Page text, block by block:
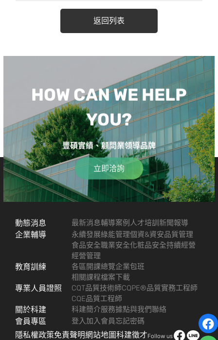
返回列表
HOW CAN WE HELP
YOU?
豐碩實績、顧問業領導品牌
立即洽詢
動態消息 最新消息輔導案例 人才培訓新聞報導
企業輔導 永續發展綠能管理個資&資安品質管理
食品安全職業安全化粧品安全持續經營
經營管理
教育訓練 各區開課總覽企業包班
相關課程檔案下載
專業人員證照 CQT品質技術師CQPE®品質實務工程師
CQE品質工程師
關於科建 科建簡介服務據點與我們聯絡
會員專區 登入加入會員忘記密碼
隱私權政策免責聲明網站地圖科建徵才Follow us